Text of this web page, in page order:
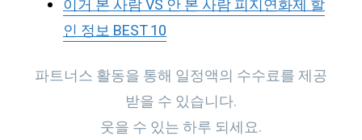
이거 본 사람 VS 안 본 사람 피지연화제 할
인 정보 BEST 10
파트너스 활동을 통해 일정액의 수수료를 제공
받을 수 있습니다.
웃을 수 있는 하루 되세요.